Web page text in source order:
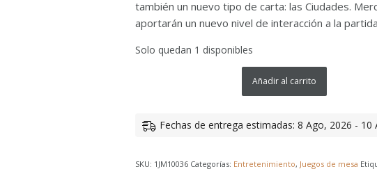
también un nuevo tipo de carta: las Ciudades.
aportarán un nuevo nivel de interacción a la
Solo quedan 1 disponibles
Añadir al carrito
Fechas de entrega estimadas: 8 Ago, 2026 - 10
SKU: 1JM10036 Categorías: Entretenimiento, Juegos de mesa